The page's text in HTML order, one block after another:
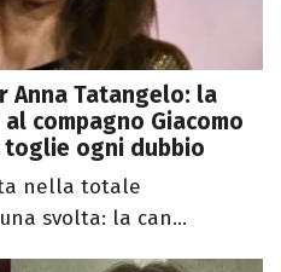
Anna Tatangelo: la
compagno Giacomo
ogni dubbio
nella totale
svolta: la can...